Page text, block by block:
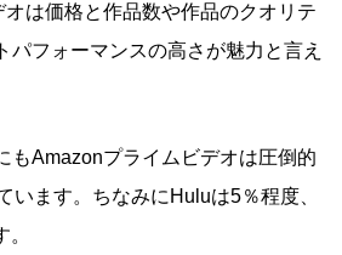
は価格と作品数や作品のクオリテ
パフォーマンスの高さが魅力と言え
もAmazonプライムビデオは圧倒的
います。ちなみにHuluは5％程度、